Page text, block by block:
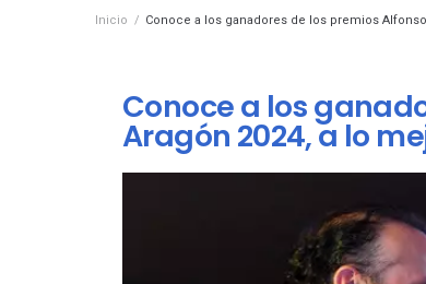
Inicio / Conoce a los ganadores de los premios
Conoce a los
Aragón 2024, a lo